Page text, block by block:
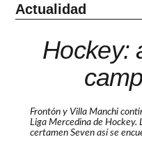
Actualidad
Hockey:
Frontón y Villa Manchi
Liga Mercedina de Hockey.
certamen Seven así se